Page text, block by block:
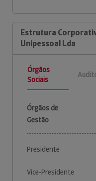
Estrutura
Unipessoal Lda
Órgãos
Sociais
Órgãos de
Gestão
Presidente
Vice-Presidente